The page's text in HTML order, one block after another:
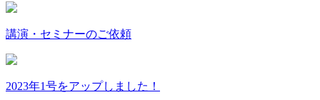
講演・セミナーのご依頼
2023年1号をアップしました！